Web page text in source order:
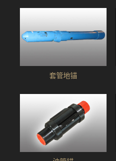
套管地锚